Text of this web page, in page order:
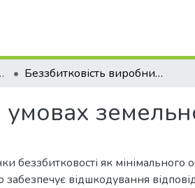
Беззбитковість виробництва в умовах земельної оренди
умовах
беззбитковості як мінімального
забезпечує відшкодування